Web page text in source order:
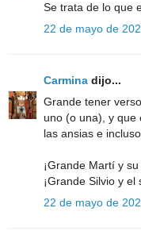
Se trata de lo que
22 de mayo de
Carmina dijo...
Grande tener
uno (o una), y que
las ansias e
¡Grande Martí y
¡Grande Silvio y el
22 de mayo de